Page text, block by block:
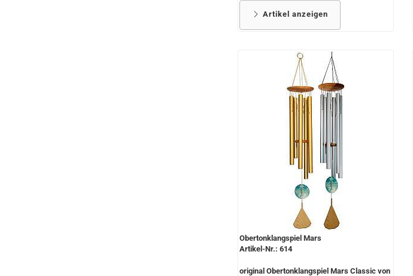
Artikel anzeigen
Obertonklangspiel Mars
Artikel-Nr.: 614
original Obertonklangspiel Mars Classic von